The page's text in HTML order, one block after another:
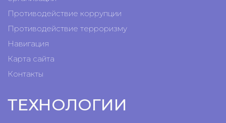
Противодействие коррупции
Противодействие терроризму
Навигация
Карта сайта
Контакты
ТЕХНОЛОГИИ